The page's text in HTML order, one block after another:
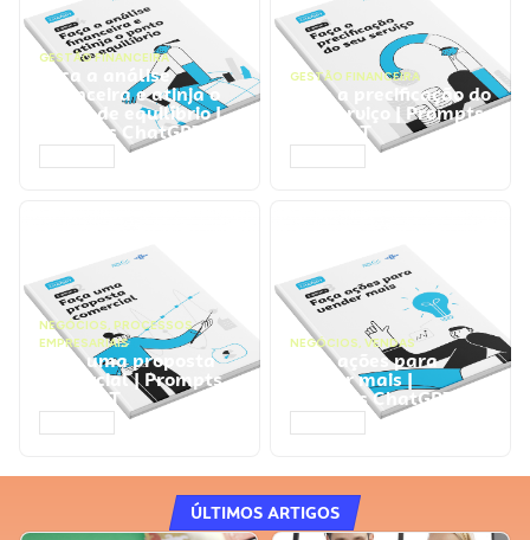
GESTÃO FINANCEIRA
Faça a análise
financeira e atinja o
ponto de equilíbrio |
Prompts ChatGPT
GESTÃO FINANCEIRA
Faça a precificação do
seu serviço | Prompts
ChatGPT
NEGÓCIOS, PROCESSOS
EMPRESARIAIS
Faça uma proposta
comercial | Prompts
ChatGPT
NEGÓCIOS, VENDAS
Faça ações para
vender mais |
Prompts ChatGPT
ÚLTIMOS ARTIGOS